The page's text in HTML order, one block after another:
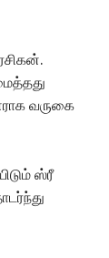
வருகை
ஸ்ரீ